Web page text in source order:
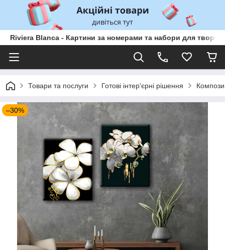
Riviera Blanca - Картини за номерами та набори для
Товари та послуги Готові інтер'єрні рішення
–30%